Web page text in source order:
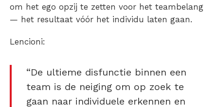
om het ego opzij te zetten voor het teambelang
— het resultaat vóór het individu laten gaan.
Lencioni:
“De ultieme disfunctie binnen een
team is de neiging om op zoek te
gaan naar individuele erkennen en